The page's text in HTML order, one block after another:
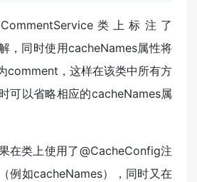
类上标注了
，同时使用cacheNames属性将
comment，这样在该类中所有方
可以省略相应的cacheNames属
在类上使用了@CacheConfig注
例如cacheNames），同时又在